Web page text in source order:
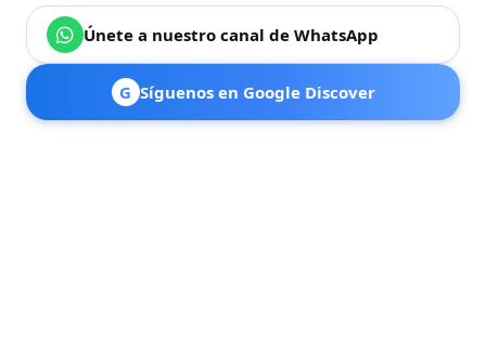
Únete a nuestro canal de WhatsApp
G Síguenos en Google Discover